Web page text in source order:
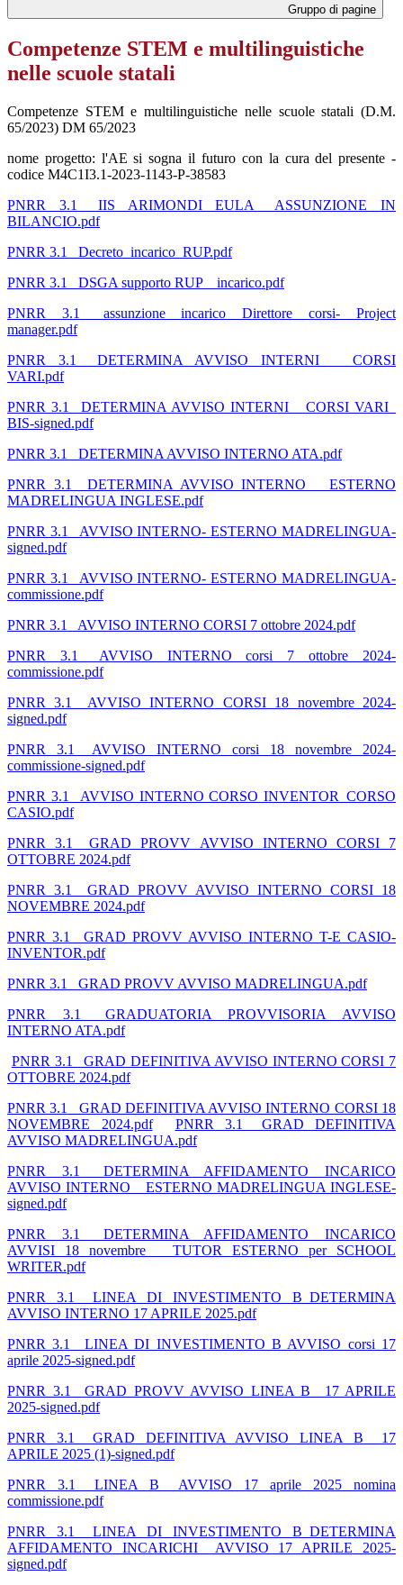
Gruppo di pagine
Competenze STEM e multilinguistiche
nelle scuole statali
Competenze STEM e multilinguistiche nelle scuole statali (D.M.
65/2023) DM 65/2023
nome progetto: l'AE si sogna il futuro con la cura del presente -
codice M4C1I3.1-2023-1143-P-38583
PNRR 3.1_ IIS ARIMONDI EULA _ASSUNZIONE IN
BILANCIO.pdf
PNRR 3.1_ Decreto_incarico_RUP.pdf
PNRR 3.1_ DSGA supporto RUP _ incarico.pdf
PNRR 3.1_ assunzione incarico Direttore corsi- Project
manager.pdf
PNRR 3.1_ DETERMINA AVVISO INTERNI _ CORSI
VARI.pdf
PNRR 3.1_ DETERMINA AVVISO INTERNI _ CORSI VARI_
BIS-signed.pdf
PNRR 3.1_ DETERMINA AVVISO INTERNO ATA.pdf
PNRR 3.1_ DETERMINA AVVISO INTERNO _ ESTERNO
MADRELINGUA INGLESE.pdf
PNRR 3.1_ AVVISO INTERNO- ESTERNO MADRELINGUA-
signed.pdf
PNRR 3.1_ AVVISO INTERNO- ESTERNO MADRELINGUA-
commissione.pdf
PNRR 3.1_ AVVISO INTERNO CORSI 7 ottobre 2024.pdf
PNRR 3.1_ AVVISO INTERNO corsi 7 ottobre 2024-
commissione.pdf
PNRR 3.1_ AVVISO INTERNO CORSI 18 novembre 2024-
signed.pdf
PNRR 3.1_ AVVISO INTERNO corsi 18 novembre 2024-
commissione-signed.pdf
PNRR 3.1_ AVVISO INTERNO CORSO INVENTOR_CORSO
CASIO.pdf
PNRR 3.1_ GRAD PROVV AVVISO INTERNO CORSI 7
OTTOBRE 2024.pdf
PNRR 3.1_ GRAD PROVV AVVISO INTERNO CORSI 18
NOVEMBRE 2024.pdf
PNRR 3.1_ GRAD PROVV AVVISO INTERNO T-E CASIO-
INVENTOR.pdf
PNRR 3.1_ GRAD PROVV AVVISO MADRELINGUA.pdf
PNRR 3.1_ GRADUATORIA PROVVISORIA AVVISO
INTERNO ATA.pdf
PNRR 3.1_ GRAD DEFINITIVA AVVISO INTERNO CORSI 7
OTTOBRE 2024.pdf
PNRR 3.1_ GRAD DEFINITIVA AVVISO INTERNO CORSI 18
NOVEMBRE 2024.pdf
PNRR 3.1_ GRAD DEFINITIVA
AVVISO MADRELINGUA.pdf
PNRR 3.1_ DETERMINA AFFIDAMENTO INCARICO
AVVISO INTERNO _ ESTERNO MADRELINGUA INGLESE-
signed.pdf
PNRR 3.1_ DETERMINA AFFIDAMENTO INCARICO
AVVISI 18 novembre _ TUTOR ESTERNO per SCHOOL
WRITER.pdf
PNRR 3.1_ LINEA DI INVESTIMENTO B_DETERMINA
AVVISO INTERNO 17 APRILE 2025.pdf
PNRR 3.1_ LINEA DI INVESTIMENTO B AVVISO corsi 17
aprile 2025-signed.pdf
PNRR 3.1_ GRAD PROVV AVVISO LINEA B_ 17 APRILE
2025-signed.pdf
PNRR 3.1_ GRAD DEFINITIVA AVVISO LINEA B_ 17
APRILE 2025 (1)-signed.pdf
PNRR 3.1_ LINEA B _AVVISO 17 aprile 2025 nomina
commissione.pdf
PNRR 3.1_ LINEA DI INVESTIMENTO B_DETERMINA
AFFIDAMENTO INCARICHI _AVVISO 17 APRILE 2025-
signed.pdf